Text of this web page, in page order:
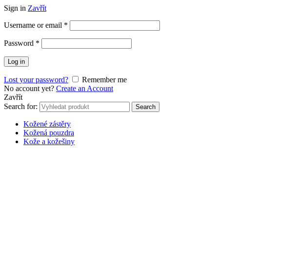
Sign in Zavřít
Username or email *
Password *
Log in
Lost your password?
Remember me
No account yet? Create an Account
Zavřít
Search for:
Search
Kožené zástěry
Kožená pouzdra
Kože a kožešiny